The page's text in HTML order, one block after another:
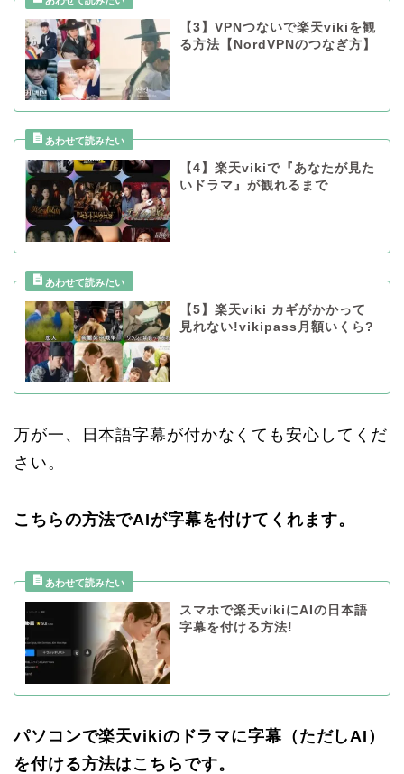
【3】VPNつないで楽天vikiを観
る方法【NordVPNのつなぎ方】
【4】楽天vikiで『あなたが見た
いドラマ』が観れるまで
【5】楽天viki カギがかかって
見れない!vikipass月額いくら?
万が一、日本語字幕が付かなくても安心してくだ
さい。
こちらの方法でAIが字幕を付けてくれます。
スマホで楽天vikiにAIの日本語
字幕を付ける方法!
パソコンで楽天vikiのドラマに字幕（ただしAI）
を付ける方法はこちらです。